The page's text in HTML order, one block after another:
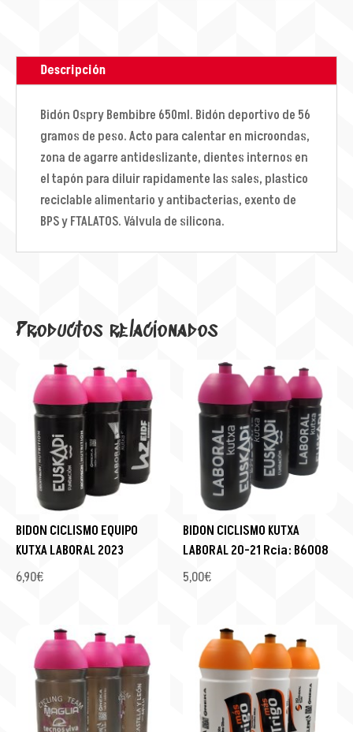
Descripción
Bidón Ospry Bembibre 650ml. Bidón deportivo de 56
gramos de peso. Acto para calentar en microondas,
zona de agarre antideslizante, dientes internos en
el tapón para diluir rapidamente las sales, plastico
reciclable alimentario y antibacterias, exento de
BPS y FTALATOS. Válvula de silicona.
Productos relacionados
BIDON CICLISMO EQUIPO
KUTXA LABORAL 2023
6,90€
BIDON CICLISMO KUTXA
LABORAL 20-21 Rcia: B6008
5,00€